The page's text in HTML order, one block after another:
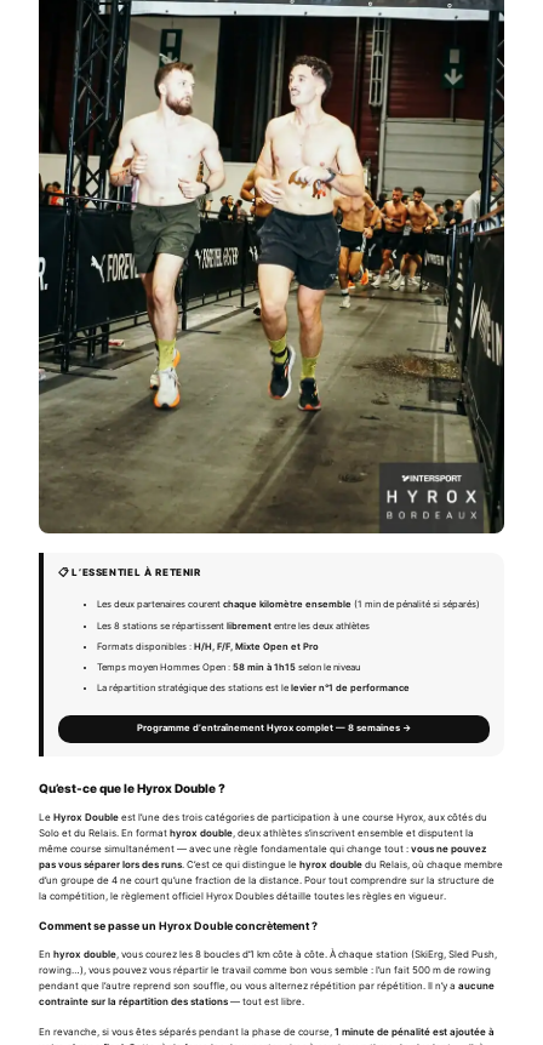
📋 L’ESSENTIEL À RETENIR
Les deux partenaires courent chaque kilomètre ensemble (1 min de pénalité si séparés)
Les 8 stations se répartissent librement entre les deux athlètes
Formats disponibles : H/H, F/F, Mixte Open et Pro
Temps moyen Hommes Open : 58 min à 1h15 selon le niveau
La répartition stratégique des stations est le levier n°1 de performance
Programme d’entraînement Hyrox complet — 8 semaines →
Qu’est-ce que le Hyrox Double ?
Le Hyrox Double est l’une des trois catégories de participation à une course Hyrox, aux côtés du
Solo et du Relais. En format hyrox double, deux athlètes s’inscrivent ensemble et disputent la
même course simultanément — avec une règle fondamentale qui change tout : vous ne pouvez
pas vous séparer lors des runs. C’est ce qui distingue le hyrox double du Relais, où chaque membre
d’un groupe de 4 ne court qu’une fraction de la distance. Pour tout comprendre sur la structure de
la compétition, le règlement officiel Hyrox Doubles détaille toutes les règles en vigueur.
Comment se passe un Hyrox Double concrètement ?
En hyrox double, vous courez les 8 boucles d’1 km côte à côte. À chaque station (SkiErg, Sled Push,
rowing…), vous pouvez vous répartir le travail comme bon vous semble : l’un fait 500 m de rowing
pendant que l’autre reprend son souffle, ou vous alternez répétition par répétition. Il n’y a aucune
contrainte sur la répartition des stations — tout est libre.
En revanche, si vous êtes séparés pendant la phase de course, 1 minute de pénalité est ajoutée à